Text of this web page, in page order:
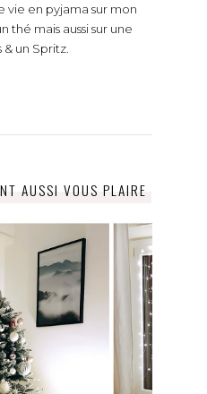
vie en pyjama sur mon
thé mais aussi sur une
un Spritz.
AUSSI VOUS PLAIRE